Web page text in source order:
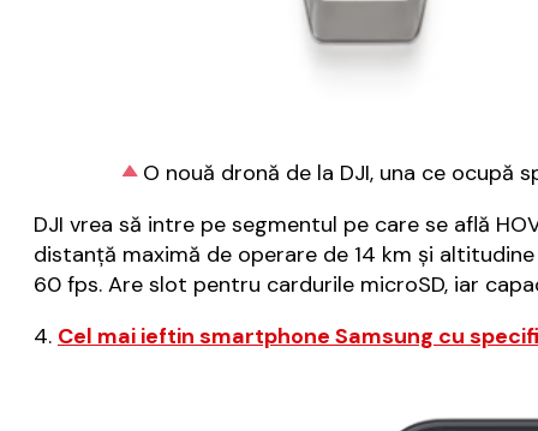
O nouă dronă de la DJI, una ce ocupă
DJI vrea să intre pe segmentul pe care se află
distanță maximă de operare de 14 km și
60 fps. Are slot pentru cardurile microSD, iar
4. Cel mai ieftin smartphone Samsung cu